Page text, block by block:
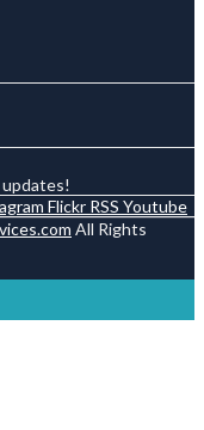
Flickr RSS Youtube
All Rights